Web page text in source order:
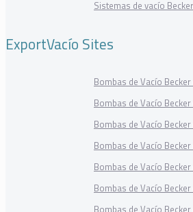
Sistemas de vacío
ExportVacío Sites
Bombas de Vacío
Bombas de Vacío
Bombas de Vacío
Bombas de Vacío
Bombas de Vacío Becker
Bombas de Vacío